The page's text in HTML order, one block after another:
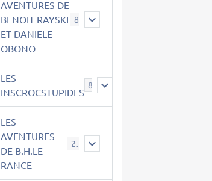
AVENTURES DE
BENOIT RAYSKI
ET DANIELE
OBONO
LES
INSCROCSTUPIDES
8
LES
AVENTURES
DE B.H.LE
RANCE
21